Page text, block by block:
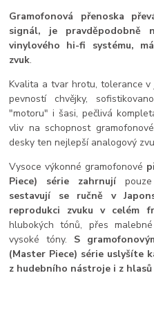
Gramofonová přenoska
signál, je pravděpodobně
vinylového hi-fi systému,
zvuk.
Kvalita a tvar hrotu, tolerance
pevností chvějky,
"motoru" i šasi, pečlivá
vliv na schopnost
desky ten nejlepší analogový
Vysoce výkonné gramofonové
Piece) série zahrnujípouze
sestavují se ručně v
reprodukci zvuku v celém
hlubokých tónů, přes
vysoké tóny. S
(Master Piece) série uslyšíte
z hudebního nástroje i z hlasů